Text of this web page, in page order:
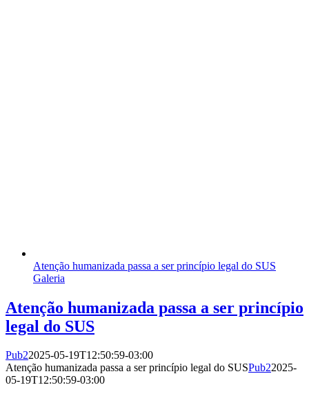
Atenção humanizada passa a ser princípio legal do SUS
Galeria
Atenção humanizada passa a ser princípio
legal do SUS
Pub22025-05-19T12:50:59-03:00
Atenção humanizada passa a ser princípio legal do SUSPub22025-
05-19T12:50:59-03:00